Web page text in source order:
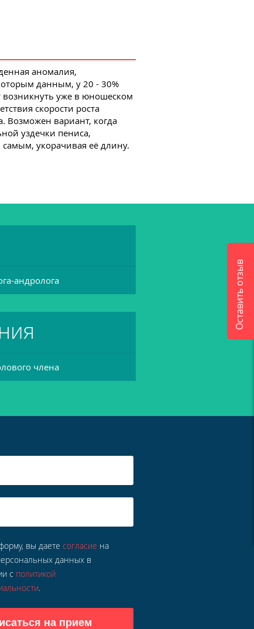
аномалия,
данным, у 20 - 30%
уже в юношеском
скорости роста
Возможен вариант, когда
уздечки пениса,
укорачивая её длину.
андролога
члена
вы даете согласие на
данных в
с политикой
.
на прием
Оставить отзыв